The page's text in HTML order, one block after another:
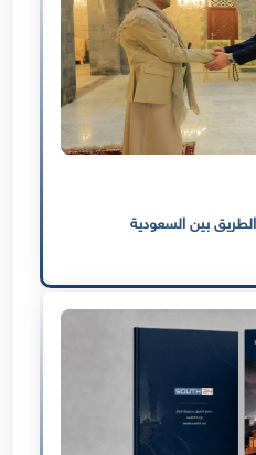
بين السعودية